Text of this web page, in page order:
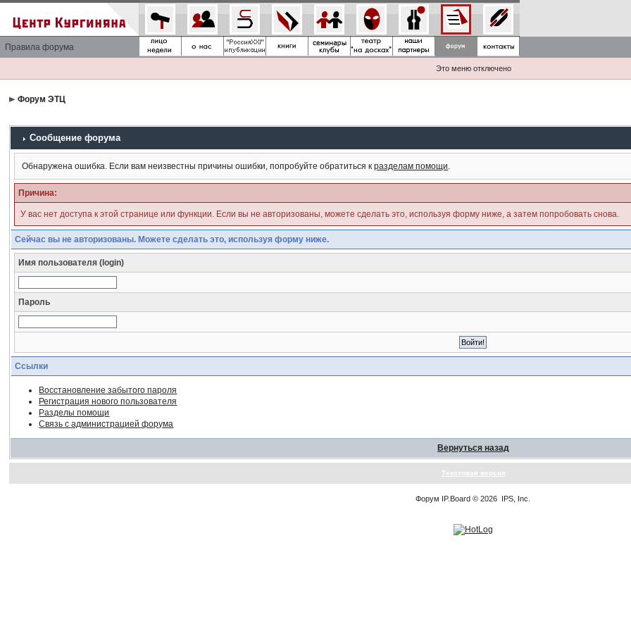
Правила форума
Это меню отключено
Форум ЭТЦ
Сообщение форума
Обнаружена ошибка. Если вам неизвестны причины ошибки, попробуйте обратиться кразделам помощи.
Причина:
У вас нет доступа к этой странице или функции. Если вы не авторизованы, можете сделать это, используя форму ниже, а затем попробовать снова.
Сейчас вы не авторизованы. Можете сделать это, используя форму ниже.
Имя пользователя (login)
Пароль
Ссылки
Восстановление забытого пароля
Регистрация нового пользователя
Разделы помощи
Связь с администрацией форума
Вернуться назад
Текстовая версия
Форум IP.Board © 2026 IPS, Inc